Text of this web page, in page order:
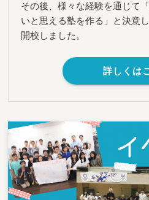
その後、様々な経験を通じて
いと思える塾を作る」と決意
開校しました。
詳しくは